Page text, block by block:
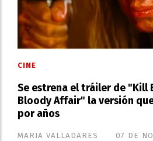
Se estrena el tráiler de "Kill
Bloody Affair" la versión
por años
MARIA VALLADARES
CINE
07 DE